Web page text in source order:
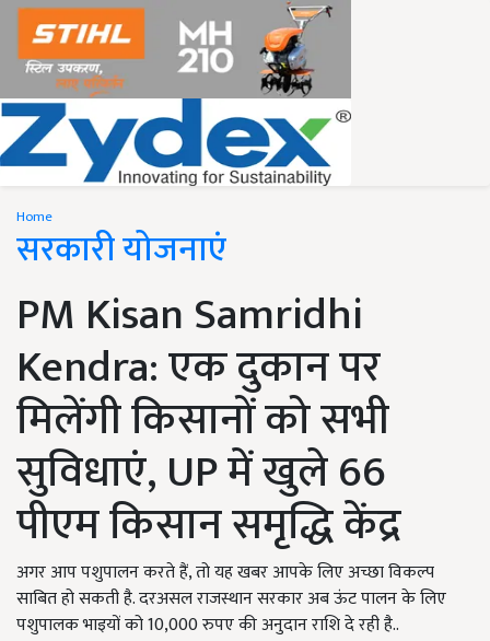
Home
सरकारी योजनाएं
PM Kisan Samridhi
Kendra: एक दुकान पर
मिलेंगी किसानों को सभी
सुविधाएं, UP में खुले 66
पीएम किसान समृद्धि केंद्र
अगर आप पशुपालन करते हैं, तो यह खबर आपके लिए अच्छा विकल्प
साबित हो सकती है. दरअसल राजस्थान सरकार अब ऊंट पालन के लिए
पशुपालक भाइयों को 10,000 रुपए की अनुदान राशि दे रही है..